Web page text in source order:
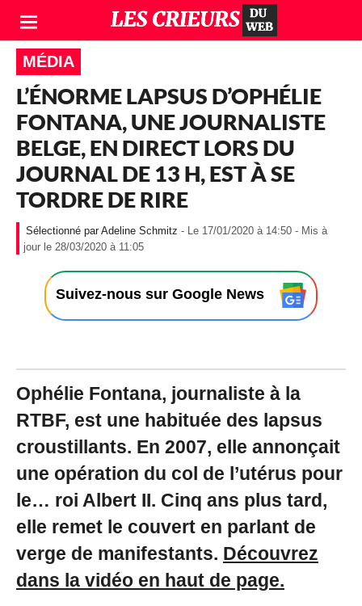
MÉDIA
L’ÉNORME LAPSUS D’OPHÉLIE
FONTANA, UNE JOURNALISTE
BELGE, EN DIRECT LORS DU
JOURNAL DE 13 H, EST À SE
TORDRE DE RIRE
Adeline Schmitz - Le 17/01/2020 à 14:50 - Mis à
jour le 28/03/2020 à 11:05
1
/
/
0
2
0
à
4
:
5
0
M
s
Suivez-nous sur Google News
Ophélie Fontana, journaliste à la
RTBF, est une habituée des lapsus
croustillants. En 2007, elle annonçait
une opération du col de l’utérus pour
le… roi Albert II. Cinq ans plus tard,
elle remet le couvert en parlant de
verge de manifestants. Découvrez
dans la vidéo en haut de page.